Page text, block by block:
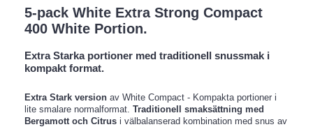
5-pack White Extra Strong Compact
400 White Portion.
Extra Starka portioner med traditionell snussmak i
kompakt format.
Extra Stark version av White Compact - Kompakta portioner i
lite smalare normalformat. Traditionell smaksättning med
Bergamott och Citrus i välbalanserad kombination med snus av